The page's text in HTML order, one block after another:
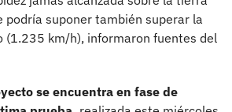
podría suponer también superar la
(1.235 km/h), informaron fuentes del
se encuentra en fase de